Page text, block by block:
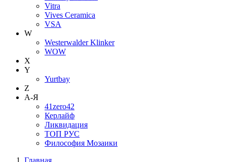
Vitra
Vives Ceramica
VSA
W
Westerwalder Klinker
WOW
X
Y
Yurtbay
Z
А-Я
41zero42
Керлайф
Ликвидация
ТОП РУС
Философия Мозаики
Главная